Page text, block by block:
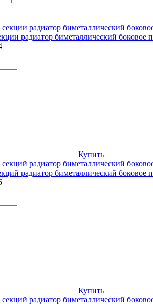
радиатор биметаллический боковое
Купить
радиатор биметаллический боковое
Купить